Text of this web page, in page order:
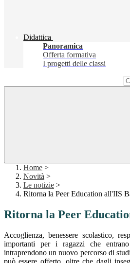
Didattica
Panoramica
Offerta formativa
I progetti delle classi
Home >
Novità >
Le notizie >
Ritorna la Peer Education all'IIS
Ritorna la Peer
Accoglienza, benessere scolastico,
importanti per i ragazzi che
intraprendono un nuovo percorso di